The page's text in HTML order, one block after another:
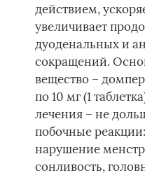
действием,
увеличивает
дуоденальных и
сокращений.
вещество –
по 10 мг (1
лечения – не
побочные
нарушение
сонливость,